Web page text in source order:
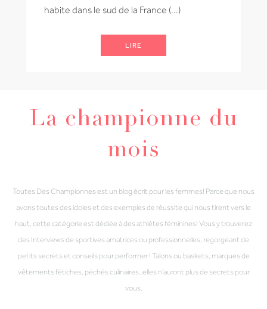
habite dans le sud de la France (...)
LIRE
La championne du
mois
Toutes Des Championnes est un blog écrit pour les femmes! Parce que nous
avons toutes des idoles et des exemples de réussite qui nous tirent vers le
haut, cette catégorie est dédiée à des athlètes féminines! Vous y trouverez
des Interviews de sportives amatrices ou professionnelles, regorgeant de
petits secrets et conseils pour performer ! Talons ou baskets, marques de
vêtements fétiches, péchés culinaires..elles n'auront plus de secrets pour
vous.